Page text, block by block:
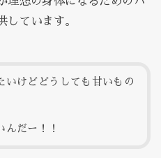
しています。
いけどどうしても甘いもの
んだー！！